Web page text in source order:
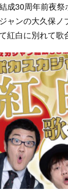
成30周年前夜
ャンの大久保ノ
紅白に別れて